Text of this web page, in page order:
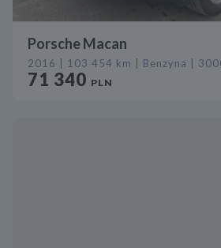
Porsche Macan
2016 | 103 454 km | Benzyna |
71 340 PLN